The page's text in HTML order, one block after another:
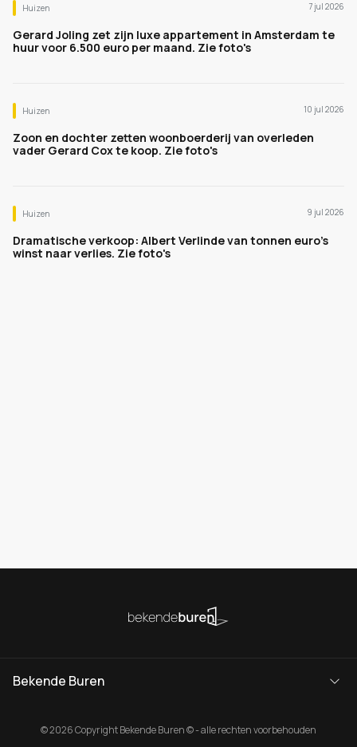
Huizen 7 jul 2026
Gerard Joling zet zijn luxe appartement in Amsterdam te
huur voor 6.500 euro per maand. Zie foto's
Huizen 10 jul 2026
Zoon en dochter zetten woonboerderij van overleden
vader Gerard Cox te koop. Zie foto's
Huizen 9 jul 2026
Dramatische verkoop: Albert Verlinde van tonnen euro's
winst naar verlies. Zie foto's
Bekende Buren
© 2026 Copyright Bekende Buren © - alle rechten voorbehouden